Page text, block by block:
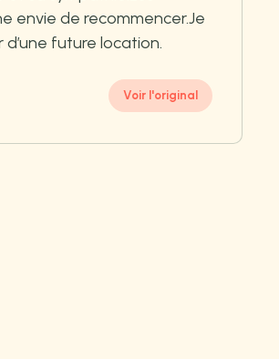
envie de recommencer.Je
d’une future location.
Voir l'original